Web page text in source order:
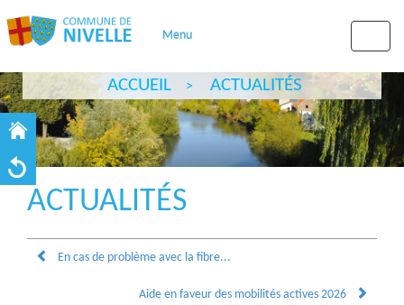
Menu
ACCUEIL ACTUALITÉS
ACTUALITÉS
En cas de problème avec la fibre...
Aide en faveur des mobilités actives 2026